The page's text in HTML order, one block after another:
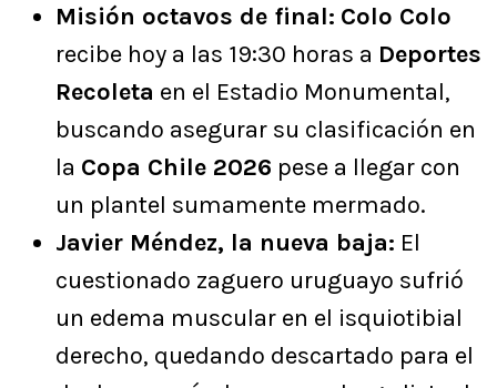
Misión octavos de final: Colo Colo
recibe hoy a las 19:30 horas a Deportes
Recoleta en el Estadio Monumental,
buscando asegurar su clasificación en
la Copa Chile 2026 pese a llegar con
un plantel sumamente mermado.
Javier Méndez, la nueva baja: El
cuestionado zaguero uruguayo sufrió
un edema muscular en el isquiotibial
derecho, quedando descartado para el